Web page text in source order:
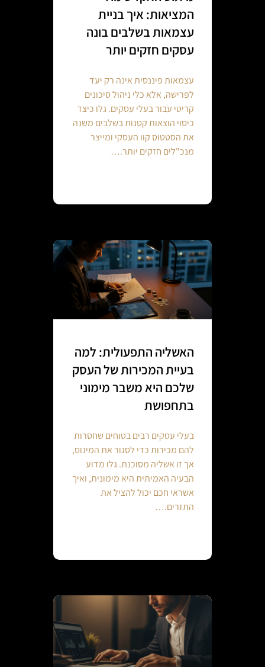
המציאות: איך בניית
עצמאות בשלבים בונה
עסקים חזקים יותר
עצמאות פיננסית אינה רק יעד
לפרישה, אלא כלי ניהול סיכונים
קריטי עבור בעלי עסקים. גלו כיצד
כיסוי הוצאות קטנות בשלבים משנה
את הסטטוס קוו העסקי ומייצר
מנכ"לים חזקים יותר.…
האשליה התפעולית: למה
בעיית המכירות של העסק
שלכם היא משבר מימוני
בתחפושת
בעלי עסקים רבים בטוחים שחסרות
להם מכירות כדי לסגור את המינוס,
אך זו אשליה מסוכנת. גלו מדוע
הבעיה האמיתית היא מימונית, ואיך
אשראי חכם יכול להציל את
התזרים.…